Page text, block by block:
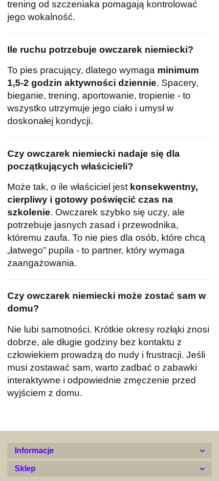
trening od szczeniaka pomagają kontrolować
jego wokalność.
Ile ruchu potrzebuje owczarek niemiecki?
To pies pracujący, dlatego wymaga minimum
1,5-2 godzin aktywności dziennie. Spacery,
bieganie, trening, aportowanie, tropienie - to
wszystko utrzymuje jego ciało i umysł w
doskonałej kondycji.
Czy owczarek niemiecki nadaje się dla
początkujących właścicieli?
Może tak, o ile właściciel jest konsekwentny,
cierpliwy i gotowy poświęcić czas na
szkolenie. Owczarek szybko się uczy, ale
potrzebuje jasnych zasad i przewodnika,
któremu zaufa. To nie pies dla osób, które chcą
„łatwego” pupila - to partner, który wymaga
zaangażowania.
Czy owczarek niemiecki może zostać sam w
domu?
Nie lubi samotności. Krótkie okresy rozłąki znosi
dobrze, ale długie godziny bez kontaktu z
człowiekiem prowadzą do nudy i frustracji. Jeśli
musi zostawać sam, warto zadbać o zabawki
interaktywne i odpowiednie zmęczenie przed
wyjściem z domu.
Informacje
Sklep